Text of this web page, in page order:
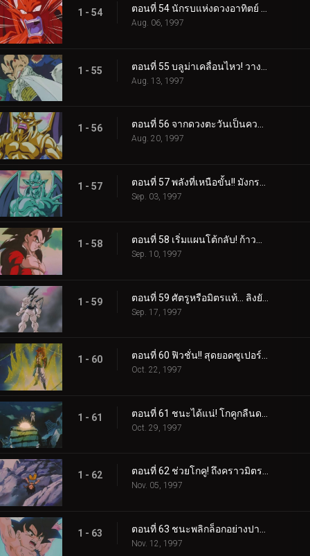
1 - 54 ตอนที่ 54 นักรบแห่งดวงอาทิตย์ พลังความร้อน 6000 องศา!
Aug. 06, 1997
1 - 55
Aug. 13, 1997
1 - 56 ตอนที่ 56 จากดวงตะวันเป็นความหนาวสุดขั้ว! สองพี่น้องมังกรน้ำแข็ง และ เปลวเพลิง
Aug. 20, 1997
1 - 57
Sep. 03, 1997
1 - 58 ตอนที่ 58 เริ่มแผนโต้กลับ! ก้าวข้ามพลังของซูเปอร์ไซย่า 4
Sep. 10, 1997
1 - 59
Sep. 17, 1997
1 - 60 ตอนที่ 60 ฟิวชั่น!! สุดยอดซูเปอร์โกจีต้า
Oct. 22, 1997
1 - 61
Oct. 29, 1997
1 - 62 ตอนที่ 62 ช่วยโกคู! ถึงคราวมิตรคนสุดท้ายออกโรง
Nov. 05, 1997
1 - 63
Nov. 12, 1997